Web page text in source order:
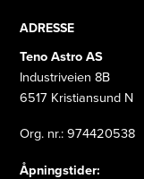
ADRESSE
Teno Astro AS
Industriveien 8B
6517 Kristiansund N
Org. nr.: 974420538
Åpningstider: